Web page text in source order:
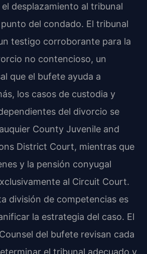
desplazamiento al tribunal
del condado. El tribunal
testigo corroborante para la
no contencioso, un
que el bufete ayuda a
los casos de custodia y
del divorcio se
County Juvenile and
District Court, mientras que
y la pensión conyugal
al Circuit Court.
división de competencias es
la estrategia del caso. El
del bufete revisan cada
el tribunal adecuado y